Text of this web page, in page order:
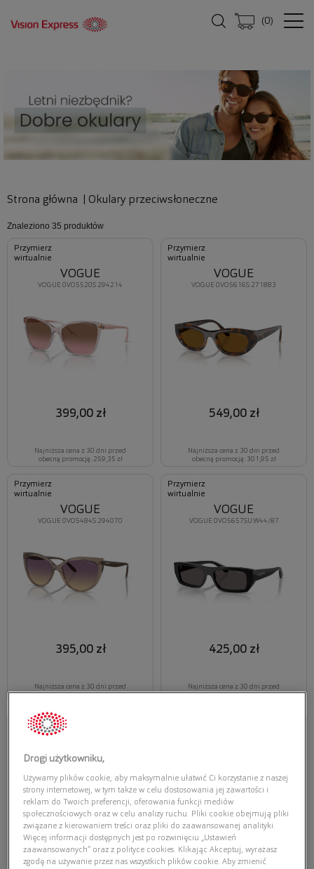
(0)
Strona główna Okulary przeciwsłoneczne
Znaleziono 35 produktów
Przymierz
wirtualnie
VOGUE 0VO5520S 294214
VOGUE
399,00 zł
Najniższa cena z 30 dni przed
obecną promocją: 259,35 zł
Przymierz
wirtualnie
VOGUE 0VO5616S 271883
VOGUE
549,00 zł
Najniższa cena z 30 dni przed
obecną promocją: 301,95 zł
Przymierz
wirtualnie
VOGUE 0VO5484S 294070
VOGUE
395,00 zł
Najniższa cena z 30 dni przed
obecną promocją: 237,00 zł
Przymierz
wirtualnie
VOGUE 0VO5657SU W44/87
VOGUE
425,00 zł
Najniższa cena z 30 dni przed
obecną promocją: 255,00 zł
VOGUE 0VO5246S W65613
Drogi użytkowniku,
Używamy plików cookie, aby maksymalnie ułatwić Ci korzystanie z naszej
strony internetowej, w tym także w celu dostosowania jej zawartości i
reklam do Twoich preferencji, oferowania funkcji mediów
społecznościowych oraz w celu analizy ruchu. Pliki cookie obejmują pliki
związane z kierowaniem treści oraz pliki do zaawansowanej analityki.
Więcej informacji dostępnych jest po rozwinięciu „Ustawień
zaawansowanych” oraz z polityce cookies. Klikając Akceptuj, wyrażasz
zgodę na używanie przez nas wszystkich plików cookie. Aby zmienić